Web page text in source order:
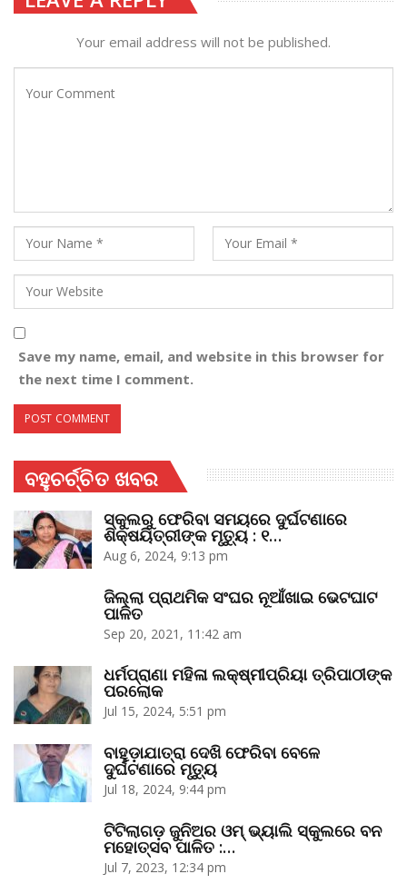
Your email address will not be published.
Save my name, email, and website in this browser for
the next time I comment.
ବହୁଚର୍ଚ୍ଚିତ ଖବର
ସ୍କୁଲରୁ ଫେରିବା ସମୟରେ ଦୁର୍ଘଟଣାରେ
ଶିକ୍ଷୟିତ୍ରୀଙ୍କ ମୃତ୍ୟୁ : ୧…
Aug 6, 2024, 9:13 pm
ଜିଲ୍ଲା ପ୍ରାଥମିକ ସଂଘର ନୂଆଁଖାଇ ଭେଟଘାଟ
ପାଳିତ
Sep 20, 2021, 11:42 am
ଧର୍ମପ୍ରାଣା ମହିଳା ଲକ୍ଷ୍ମୀପ୍ରିୟା ତ୍ରିପାଠୀଙ୍କ
ପରଲୋକ
Jul 15, 2024, 5:51 pm
ବାହୁଡ଼ାଯାତ୍ରା ଦେଖି ଫେରିବା ବେଳେ
ଦୁର୍ଘଟଣାରେ ମୃତ୍ୟୁ
Jul 18, 2024, 9:44 pm
ଟିଟିଲାଗଡ଼ ଜୁନିଅର ଓମ୍‌ ଭ୍ୟାଲି ସ୍କୁଲରେ ବନ
ମହୋତ୍ସବ ପାଳିତ :…
Jul 7, 2023, 12:34 pm